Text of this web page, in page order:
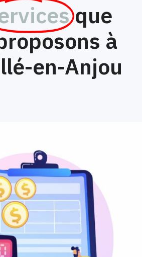
que
à
en-Anjou